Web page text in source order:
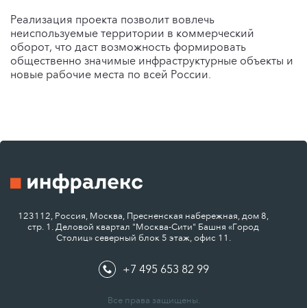
Реализация проекта позволит вовлечь
неиспользуемые территории в коммерческий
оборот, что даст возможность формировать
общественно значимые инфраструктурные объекты и
новые рабочие места по всей России.
123112, Россия, Москва, Пресненская набережная, дом 8,
стр. 1. Деловой квартал "Москва-Сити" Башня «Город
Столиц» северный блок 5 этаж, офис 11.
+7 495 653 82 99
Все права защищены.